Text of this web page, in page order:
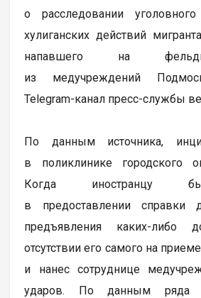
о расследовании
хулиганских действий
напавшего на
из медучреждений
Telegram-канал пресс-службы
По данным источника,
в поликлинике городского
Когда иностранцу
в предоставлении справки
предъявления каких-либо
отсутствии его самого на
и нанес сотруднице
ударов. По данным ряда